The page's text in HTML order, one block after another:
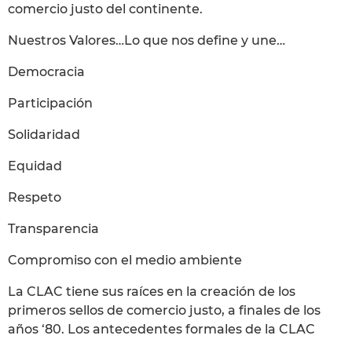
comercio justo del continente.
Nuestros Valores…Lo que nos define y une…
Democracia
Participación
Solidaridad
Equidad
Respeto
Transparencia
Compromiso con el medio ambiente
La CLAC tiene sus raíces en la creación de los
primeros sellos de comercio justo, a finales de los
años ‘80. Los antecedentes formales de la CLAC